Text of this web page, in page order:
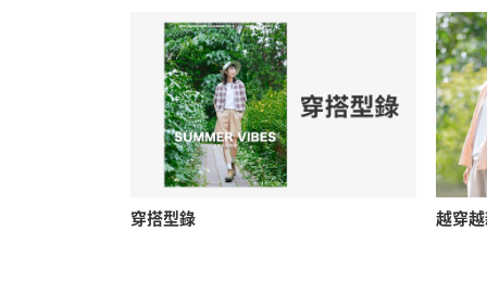
穿搭型錄 越穿